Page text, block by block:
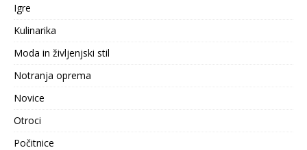
Igre
Kulinarika
Moda in življenjski stil
Notranja oprema
Novice
Otroci
Počitnice